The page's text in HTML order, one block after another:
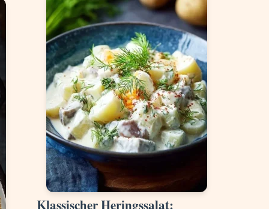
Klassischer Heringssalat: